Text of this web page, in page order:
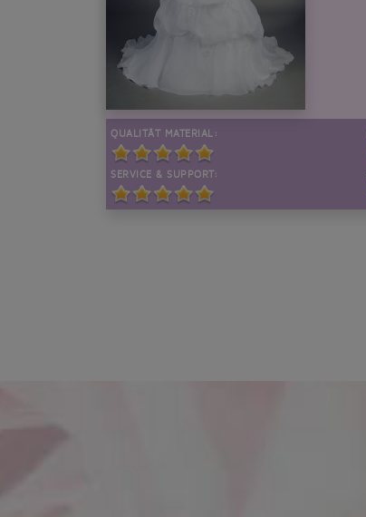
QUALITÄT MATERIAL:
SERVICE & SUPPORT: